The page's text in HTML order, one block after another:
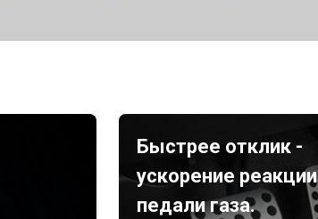
Быстрее отклик -
ускорение реакции
педали газа.